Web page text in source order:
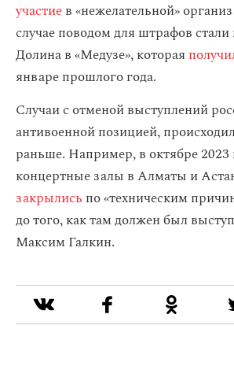
участиев «нежелательной»
случае поводом для штрафов
Долина в «Медузе», которая
январе прошлого года.
Случаи с отменой выступлений
антивоенной позицией,
раньше. Например, в октябре 2023
концертные залы в Алматы и
закрылись по «техническим
до того, как там должен был
Максим Галкин.